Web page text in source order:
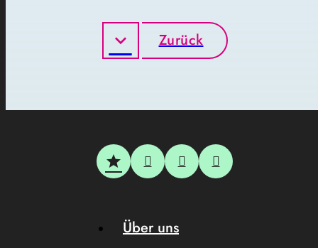
Zurück
Über uns